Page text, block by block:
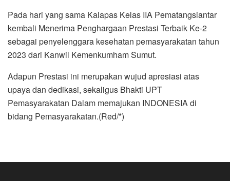
Pada hari yang sama Kalapas Kelas IIA Pematangsiantar
kembali Menerima Penghargaan Prestasi Terbaik Ke-2
sebagai penyelenggara kesehatan pemasyarakatan tahun
2023 dari Kanwil Kemenkumham Sumut.
Adapun Prestasi ini merupakan wujud apresiasi atas
upaya dan dedikasi, sekaligus Bhakti UPT
Pemasyarakatan Dalam memajukan INDONESIA di
bidang Pemasyarakatan.(Red/*)